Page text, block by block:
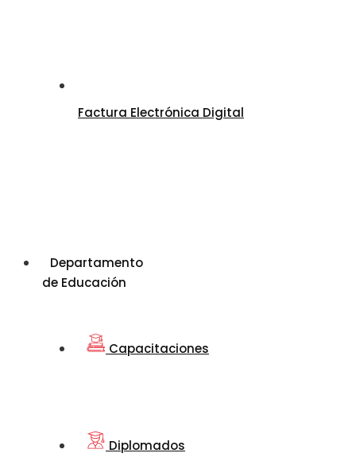
Factura Electrónica Digital
Departamento
de Educación
Capacitaciones
Diplomados